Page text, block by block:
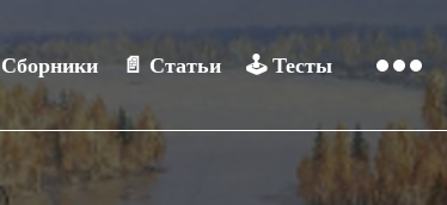
Сборники 📄 Статьи 🕹️ Тесты